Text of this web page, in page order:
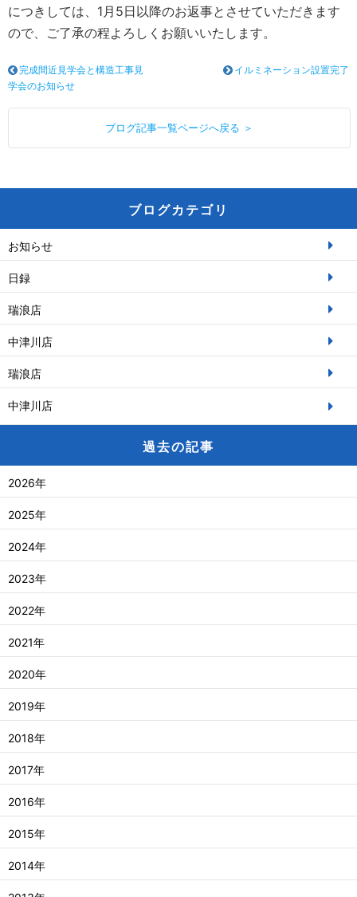
につきしては、1月5日以降のお返事とさせていただきます
ので、ご了承の程よろしくお願いいたします。
完成間近見学会と構造工事見
学会のお知らせ
イルミネーション設置完了
ブログ記事一覧ページへ戻る ＞
ブログカテゴリ
お知らせ
日録
瑞浪店
中津川店
瑞浪店
中津川店
過去の記事
2026年
2025年
2024年
2023年
2022年
2021年
2020年
2019年
2018年
2017年
2016年
2015年
2014年